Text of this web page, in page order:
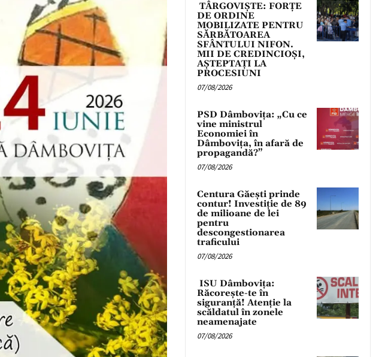
TÂRGOVIȘTE: FORȚE
DE ORDINE
MOBILIZATE PENTRU
SĂRBĂTOAREA
SFÂNTULUI NIFON.
MII DE CREDINCIOȘI,
AȘTEPTAȚI LA
PROCESIUNI
07/08/2026
PSD Dâmbovița: „Cu ce
vine ministrul
Economiei în
Dâmbovița, în afară de
propagandă?”
07/08/2026
Centura Găești prinde
contur! Investiție de 89
de milioane de lei
pentru
descongestionarea
traficului
07/08/2026
ISU Dâmbovița:
Răcorește-te în
siguranță! Atenție la
scăldatul în zonele
neamenajate
07/08/2026